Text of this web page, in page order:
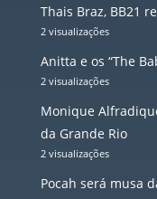
Thais Braz, BB21
2 visualizações
Anitta e os “The
2 visualizações
Monique
da Grande Rio
2 visualizações
Pocah será musa